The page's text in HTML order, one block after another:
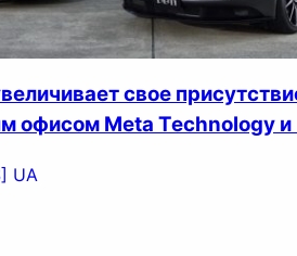
свое
офисом Meta Technology и